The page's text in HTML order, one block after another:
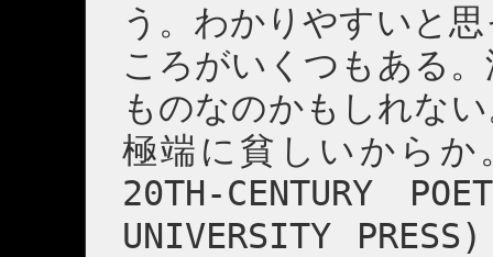
う。わかりやすいと
ころがいくつもある
ものなのかもしれな
極端に貧しいから
20TH-CENTURY
UNIVERSITY